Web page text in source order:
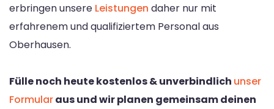
erbringen unsere Leistungen daher nur mit
erfahrenem und qualifiziertem Personal aus
Oberhausen.
Fülle noch heute kostenlos & unverbindlich unser
Formularaus und wir planen gemeinsam deinen